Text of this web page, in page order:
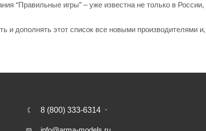
“Правильные игры” – уже известна не только в
и дополнять этот список все новыми производителями
8 (800) 333-6314